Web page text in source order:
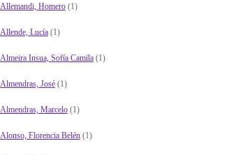
Allemandi, Homero(1)
Allende, Lucía(1)
Almeira Insua, Sofía Camila(1)
Almendras, José(1)
Almendras, Marcelo(1)
Alonso, Florencia Belén(1)